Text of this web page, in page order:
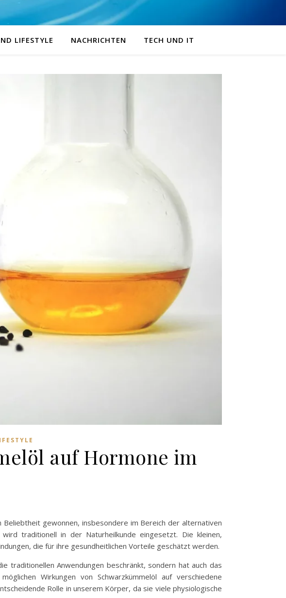
LIFESTYLE NACHRICHTEN TECH UND IT
auf Hormone im
Beliebtheit gewonnen, insbesondere im Bereich der alternativen
traditionell in der Naturheilkunde eingesetzt. Die kleinen,
die für ihre gesundheitlichen Vorteile geschätzt werden.
traditionellen Anwendungen beschränkt, sondern hat auch das
Wirkungen von Schwarzkümmelöl auf verschiedene
Rolle in unserem Körper, da sie viele physiologische